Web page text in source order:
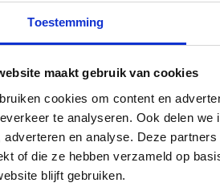
Toestemming
maakt gebruik van cookies
cookies om content en
te analyseren. Ook delen
adverteren en analyse. Deze
of die ze hebben verzameld op
blijft gebruiken.